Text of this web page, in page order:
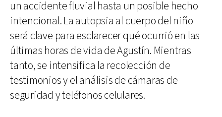
un accidente fluvial hasta un posible hecho
intencional. La autopsia al cuerpo del niño
será clave para esclarecer qué ocurrió en las
últimas horas de vida de Agustín. Mientras
tanto, se intensifica la recolección de
testimonios y el análisis de cámaras de
seguridad y teléfonos celulares.